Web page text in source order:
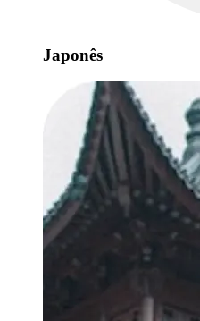
Japonês